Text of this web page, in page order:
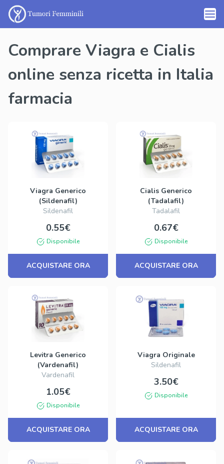
Comprare Viagra e Cialis
online senza ricetta in Italia
farmacia
Viagra Generico
(Sildenafil)
Sildenafil
0.55€
Disponibile
ACQUISTARE ORA
Cialis Generico
(Tadalafil)
Tadalafil
0.67€
Disponibile
ACQUISTARE ORA
Levitra Generico
(Vardenafil)
Vardenafil
1.05€
Disponibile
ACQUISTARE ORA
Viagra Originale
Sildenafil
3.50€
Disponibile
ACQUISTARE ORA